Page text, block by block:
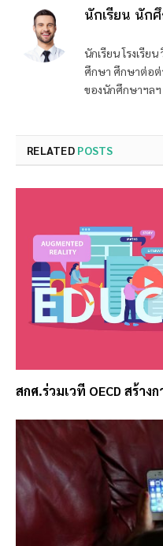
นักเรียน นัก
นักเรียน โรงเรีย
ศึกษา ศึกษาต่อต่
ของนักศึกษาฯลฯ
RELATED POSTS
สกศ.ร่วมเวที OECD สร้า